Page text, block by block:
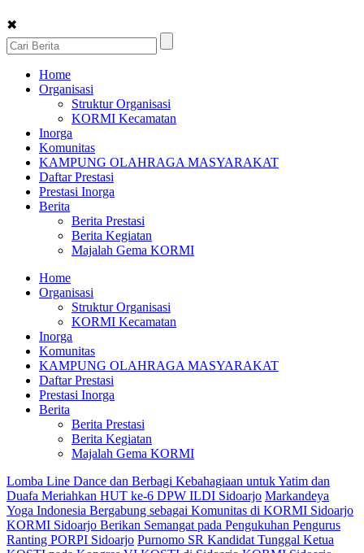
✖
Home
Organisasi
Struktur Organisasi
KORMI Kecamatan
Inorga
Komunitas
KAMPUNG OLAHRAGA MASYARAKAT
Daftar Prestasi
Prestasi Inorga
Berita
Berita Prestasi
Berita Kegiatan
Majalah Gema KORMI
Home
Organisasi
Struktur Organisasi
KORMI Kecamatan
Inorga
Komunitas
KAMPUNG OLAHRAGA MASYARAKAT
Daftar Prestasi
Prestasi Inorga
Berita
Berita Prestasi
Berita Kegiatan
Majalah Gema KORMI
Lomba Line Dance dan Berbagi Kebahagiaan untuk Yatim dan
Duafa Meriahkan HUT ke-6 DPW ILDI Sidoarjo Markandeya
Yoga Indonesia Bergabung sebagai Komunitas di KORMI Sidoarjo
KORMI Sidoarjo Berikan Semangat pada Pengukuhan Pengurus
Ranting PORPI Sidoarjo Purnomo SR Kandidat Tunggal Ketua